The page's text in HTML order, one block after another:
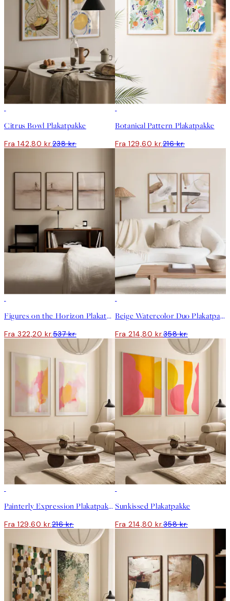
Citrus Bowl Plakatpakke
Fra 142,80 kr.238 kr.
Botanical Pattern Plakatpakke
Fra 129,60 kr.216 kr.
Figures on the Horizon Plakatpakke
Fra 322,20 kr.537 kr.
Beige Watercolor Duo Plakatpakke
Fra 214,80 kr.358 kr.
Painterly Expression Plakatpakke
Fra 129,60 kr.216 kr.
Sunkissed Plakatpakke
Fra 214,80 kr.358 kr.